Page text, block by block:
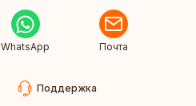
WhatsApp Почта
Поддержка